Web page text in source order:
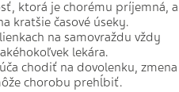
ktorá je chorému príjemná, a
kratšie časové úseky.
na samovraždu vždy
lekára.
chodiť na dovolenku, zmena
chorobu prehĺbiť.